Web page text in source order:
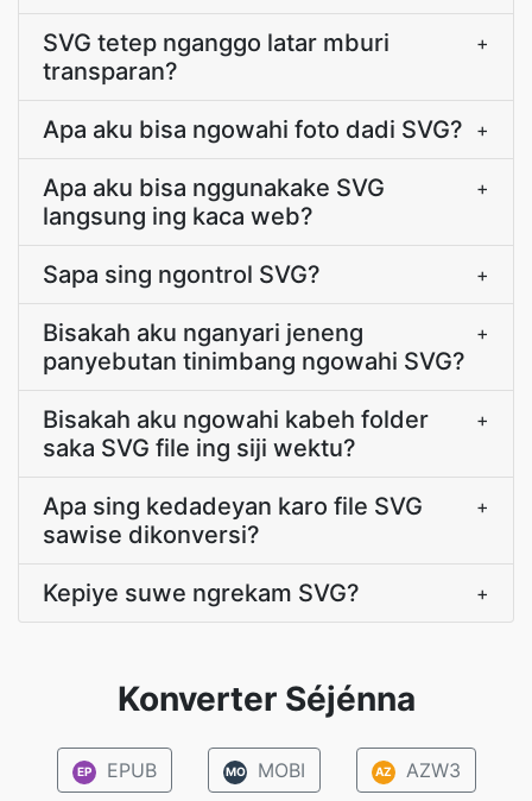
SVG tetep nganggo latar mburi
transparan?
+
Apa aku bisa ngowahi foto dadi SVG? +
Apa aku bisa nggunakake SVG
langsung ing kaca web?
+
Sapa sing ngontrol SVG? +
Bisakah aku nganyari jeneng
panyebutan tinimbang ngowahi SVG?
+
Bisakah aku ngowahi kabeh folder
saka SVG file ing siji wektu?
+
Apa sing kedadeyan karo file SVG
sawise dikonversi?
+
Kepiye suwe ngrekam SVG? +
Konverter Séjénna
EP EPUB MO MOBI AZ AZW3